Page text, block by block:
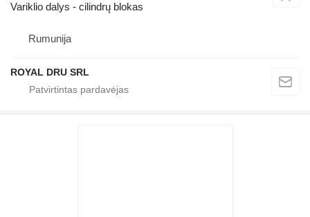
Variklio dalys - cilindrų blokas
Rumunija
ROYAL DRU SRL